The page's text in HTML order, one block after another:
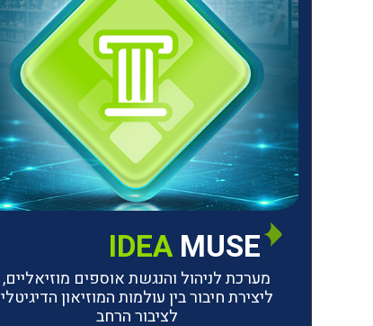
IDEAMUSE
מערכת לניהול והנגשת אוספים מוזיאליים,
ליצירת חיבור בין עולמות המוזיאון הדיגיטלי
לציבור הרחב